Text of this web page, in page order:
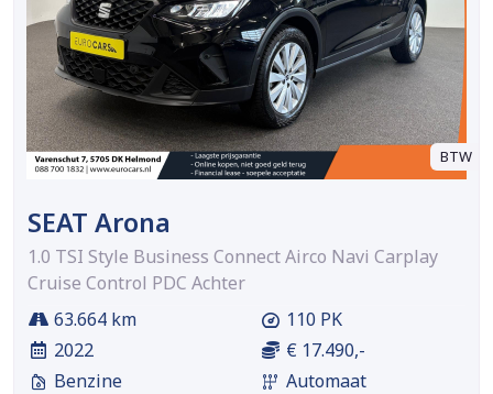
BTW
SEAT Arona
1.0 TSI Style Business Connect Airco Navi Carplay
Cruise Control PDC Achter
63.664 km
2022
Benzine
110 PK
€ 17.490,-
Automaat